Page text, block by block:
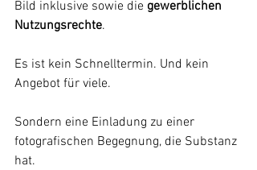
Bild inklusive sowie die gewerblichen
Nutzungsrechte.
Es ist kein Schnelltermin. Und kein
Angebot für viele.
Sondern eine Einladung zu einer
fotografischen Begegnung, die Substanz
hat.